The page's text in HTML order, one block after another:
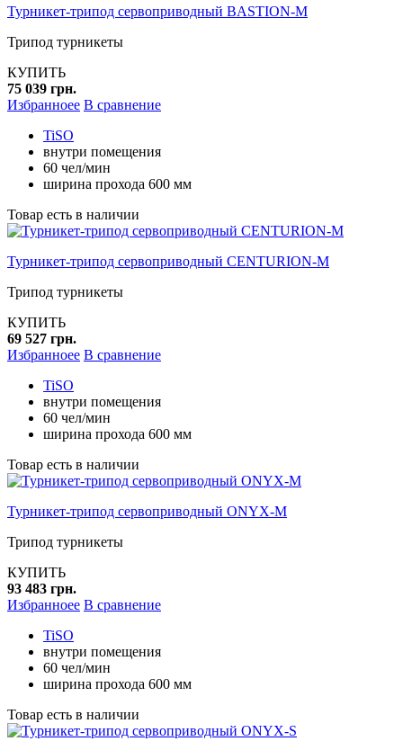
Турникет-трипод сервоприводный BASTION-M
Трипод турникеты
КУПИТЬ
75 039 грн.
Избранноее В сравнение
TiSO
внутри помещения
60 чел/мин
ширина прохода 600 мм
Товар есть в наличии
Турникет-трипод сервоприводный CENTURION-M
Трипод турникеты
КУПИТЬ
69 527 грн.
Избранноее В сравнение
TiSO
внутри помещения
60 чел/мин
ширина прохода 600 мм
Товар есть в наличии
Турникет-трипод сервоприводный ONYX-M
Трипод турникеты
КУПИТЬ
93 483 грн.
Избранноее В сравнение
TiSO
внутри помещения
60 чел/мин
ширина прохода 600 мм
Товар есть в наличии